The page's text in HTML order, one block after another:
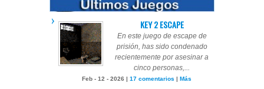
KEY 2 ESCAPE
En este juego de escape de
prisión, has sido condenado
recientemente por asesinar a
cinco personas,...
Feb - 12 - 2026 | 17 comentarios | Más